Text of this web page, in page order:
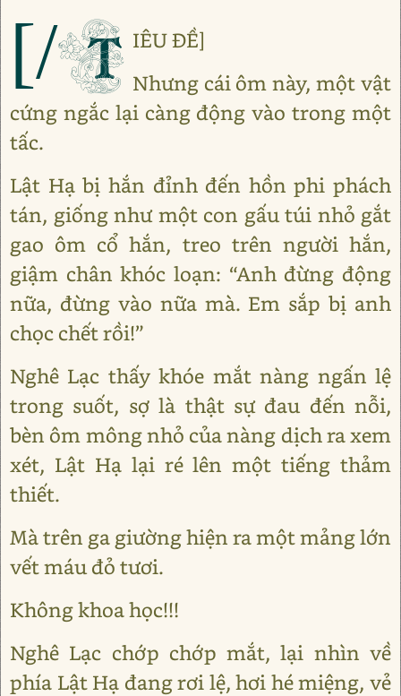
[/T IÊU ĐỀ]
Nhưng cái ôm này, một vật
cứng ngắc lại càng động vào trong một
tấc.
Lật Hạ bị hắn đỉnh đến hồn phi phách
tán, giống như một con gấu túi nhỏ gắt
gao ôm cổ hắn, treo trên người hắn,
giậm chân khóc loạn: “Anh đừng động
nữa, đừng vào nữa mà. Em sắp bị anh
chọc chết rồi!”
Nghê Lạc thấy khóe mắt nàng ngấn lệ
trong suốt, sợ là thật sự đau đến nỗi,
bèn ôm mông nhỏ của nàng dịch ra xem
xét, Lật Hạ lại ré lên một tiếng thảm
thiết.
Mà trên ga giường hiện ra một mảng lớn
vết máu đỏ tươi.
Không khoa học!!!
Nghê Lạc chớp chớp mắt, lại nhìn về
phía Lật Hạ đang rơi lệ, hơi hé miệng, vẻ